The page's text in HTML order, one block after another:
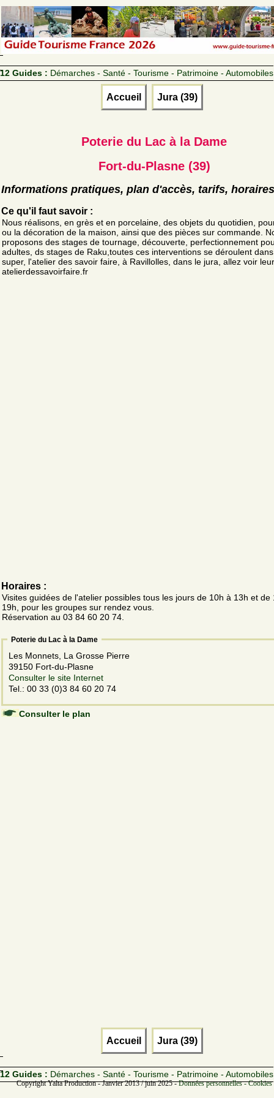
12 Guides : Démarches - Santé - Tourisme - Patrimoine - Automobiles
Accueil Jura (39)
Poterie du Lac à la Dame
Fort-du-Plasne (39)
Informations pratiques, plan d'accès, tarifs, horaires
Ce qu'il faut savoir :
Nous réalisons, en grès et en porcelaine, des objets du quotidien,
ou la décoration de la maison, ainsi que des pièces sur commande.
proposons des stages de tournage, découverte, perfectionnement
adultes, ds stages de Raku,toutes ces interventions se déroulent
super, l'atelier des savoir faire, à Ravillolles, dans le jura, allez voir
atelierdessavoirfaire.fr
Horaires :
Visites guidées de l'atelier possibles tous les jours de 10h à 13h et de
19h, pour les groupes sur rendez vous.
Réservation au 03 84 60 20 74.
Poterie du Lac à la Dame
Les Monnets, La Grosse Pierre
39150 Fort-du-Plasne
Consulter le site Internet
Tel.: 00 33 (0)3 84 60 20 74
Consulter le plan
Accueil Jura (39)
12 Guides : Démarches - Santé - Tourisme - Patrimoine - Automobiles
Copyright Yalta Production - Janvier 2013 / juin 2025 -Données personnelles -